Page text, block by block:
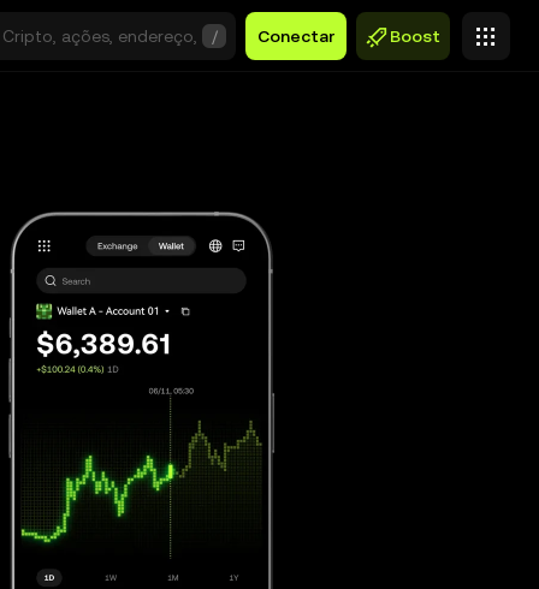
/ Conectar Boost